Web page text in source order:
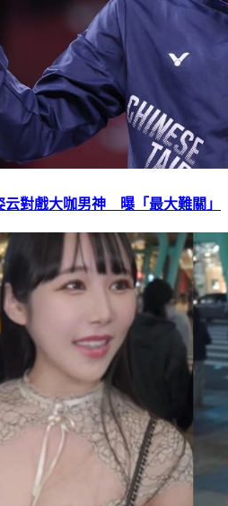
云對戲大咖男神 曝「最大難關」